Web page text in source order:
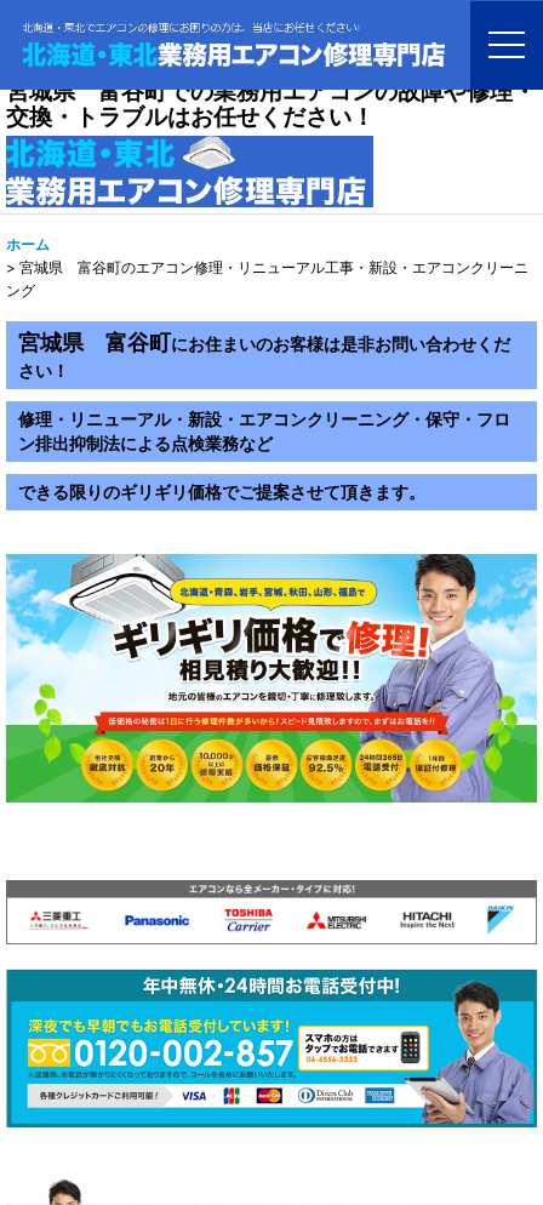
宮城県 富谷町での業務用エアコンの故障や修理・
交換・トラブルはお任せください！
ホーム
> 宮城県 富谷町のエアコン修理・リニューアル工事・新設・エアコンクリーニ
ング
宮城県 富谷町にお住まいのお客様は是非お問い合わせくだ
さい！
修理・リニューアル・新設・エアコンクリーニング・保守・フロ
ン排出抑制法による点検業務など
できる限りのギリギリ価格でご提案させて頂きます。